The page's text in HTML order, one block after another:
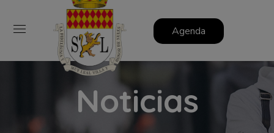
Agenda
Noticias